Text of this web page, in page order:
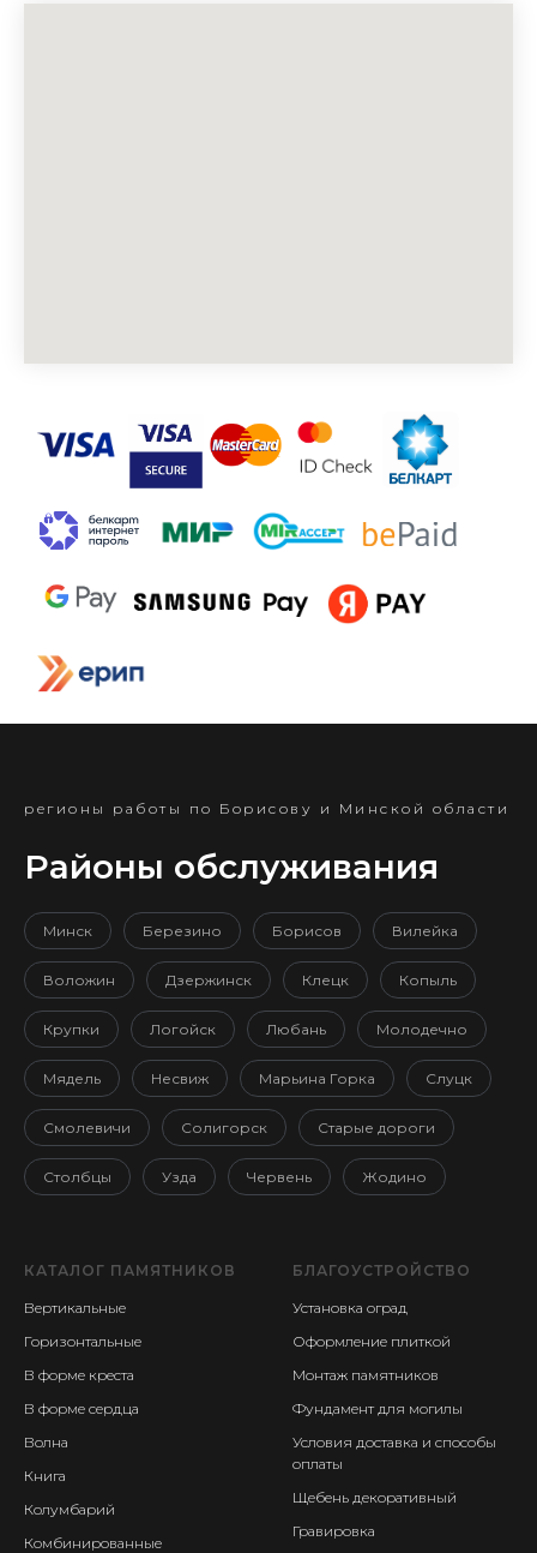
регионы работы по Борисову и Минской области
Районы обслуживания
Минск Березино Борисов Вилейка
Воложин Дзержинск Клецк Копыль
Крупки Логойск Любань Молодечно
Мядель Несвиж Марьина Горка Слуцк
Смолевичи Солигорск Старые дороги
Столбцы Узда Червень Жодино
КАТАЛОГ ПАМЯТНИКОВ
Вертикальные
Горизонтальные
В форме креста
В форме сердца
Волна
Книга
Колумбарий
Комбинированные
БЛАГОУСТРОЙСТВО
Установка оград
Оформление плиткой
Монтаж памятников
Фундамент для могилы
Условия доставка и способы
оплаты
Щебень декоративный
Гравировка